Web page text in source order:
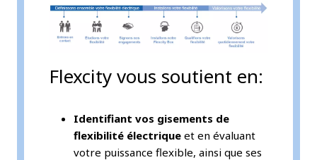
Flexcity vous soutient en:
Identifiant vos gisements de
flexibilité électrique et en évaluant
votre puissance flexible, ainsi que ses